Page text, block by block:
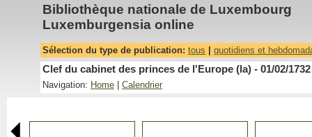
Bibliothèque nationale de Luxembourg
Luxemburgensia online
Sélection du type de publication: tous quotidiens et
Clef du cabinet des princes de l'Europe (la) - 01/02/1732
Navigation: Home Calendrier